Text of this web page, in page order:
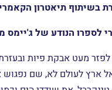
בשיתוף תיאטרון
לספרו הנודע של ג'יימס
מעט אבקת פיות
אל ארץ לעולם לא, שם נפגוש